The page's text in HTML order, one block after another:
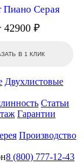
Пиано Серая
42900 ₽
В 1 КЛИК
Двухлистовые
Статьи
Гарантии
Производство
8 (800) 777-12-43